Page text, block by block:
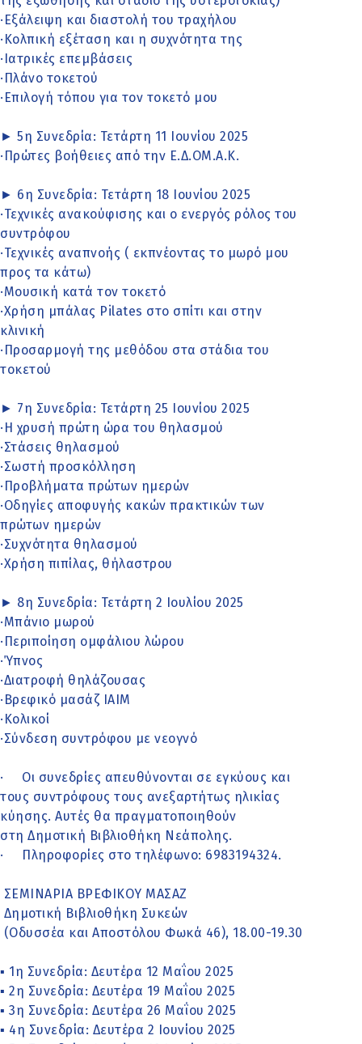
·Εξάλειψη και διαστολή του τραχήλου
·Κολπική εξέταση και η συχνότητα της
·Ιατρικές επεμβάσεις
·Πλάνο τοκετού
·Επιλογή τόπου για τον τοκετό μου
► 5η Συνεδρία: Τετάρτη 11 Ιουνίου 2025
·Πρώτες βοήθειες από την Ε.Δ.ΟΜ.Α.Κ.
► 6η Συνεδρία: Τετάρτη 18 Ιουνίου 2025
·Τεχνικές ανακούφισης και ο ενεργός ρόλος του
συντρόφου
·Τεχνικές αναπνοής ( εκπνέοντας το μωρό μου
προς τα κάτω)
·Μουσική κατά τον τοκετό
·Χρήση μπάλας Pilates στο σπίτι και στην
κλινική
·Προσαρμογή της μεθόδου στα στάδια του
τοκετού
► 7η Συνεδρία: Τετάρτη 25 Ιουνίου 2025
·Η χρυσή πρώτη ώρα του θηλασμού
·Στάσεις θηλασμού
·Σωστή προσκόλληση
·Προβλήματα πρώτων ημερών
·Οδηγίες αποφυγής κακών πρακτικών των
πρώτων ημερών
·Συχνότητα θηλασμού
·Χρήση πιπίλας, θήλαστρου
► 8η Συνεδρία: Τετάρτη 2 Ιουλίου 2025
·Μπάνιο μωρού
·Περιποίηση ομφάλιου λώρου
·Ύπνος
·Διατροφή θηλάζουσας
·Βρεφικό μασάζ IAIM
·Κολικοί
·Σύνδεση συντρόφου με νεογνό
· Οι συνεδρίες απευθύνονται σε εγκύους και
τους συντρόφους τους ανεξαρτήτως ηλικίας
κύησης. Αυτές θα πραγματοποιηθούν
στη Δημοτική Βιβλιοθήκη Νεάπολης.
· Πληροφορίες στο τηλέφωνο: 6983194324.
ΣΕΜΙΝΑΡΙΑ ΒΡΕΦΙΚΟΥ ΜΑΣΑΖ
Δημοτική Βιβλιοθήκη Συκεών
(Οδυσσέα και Αποστόλου Φωκά 46), 18.00-19.30
▪ 1η Συνεδρία: Δευτέρα 12 Μαΐου 2025
▪ 2η Συνεδρία: Δευτέρα 19 Μαΐου 2025
▪ 3η Συνεδρία: Δευτέρα 26 Μαΐου 2025
▪ 4η Συνεδρία: Δευτέρα 2 Ιουνίου 2025